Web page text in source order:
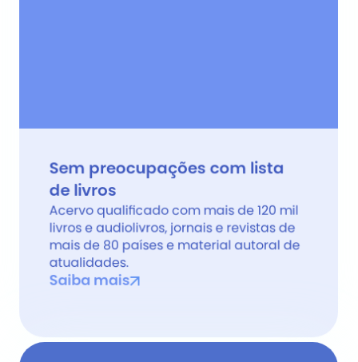
Sem preocupações com lista
de livros
Acervo qualificado com mais de 120 mil
livros e audiolivros, jornais e revistas de
mais de 80 países e material autoral de
atualidades.
Saiba mais